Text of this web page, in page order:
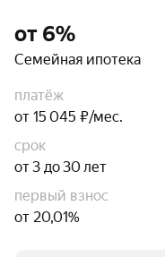
от 6%
Семейная ипотека
платёж
от 15 045 ₽/мес.
срок
от 3 до 30 лет
первый взнос
от 20,01%